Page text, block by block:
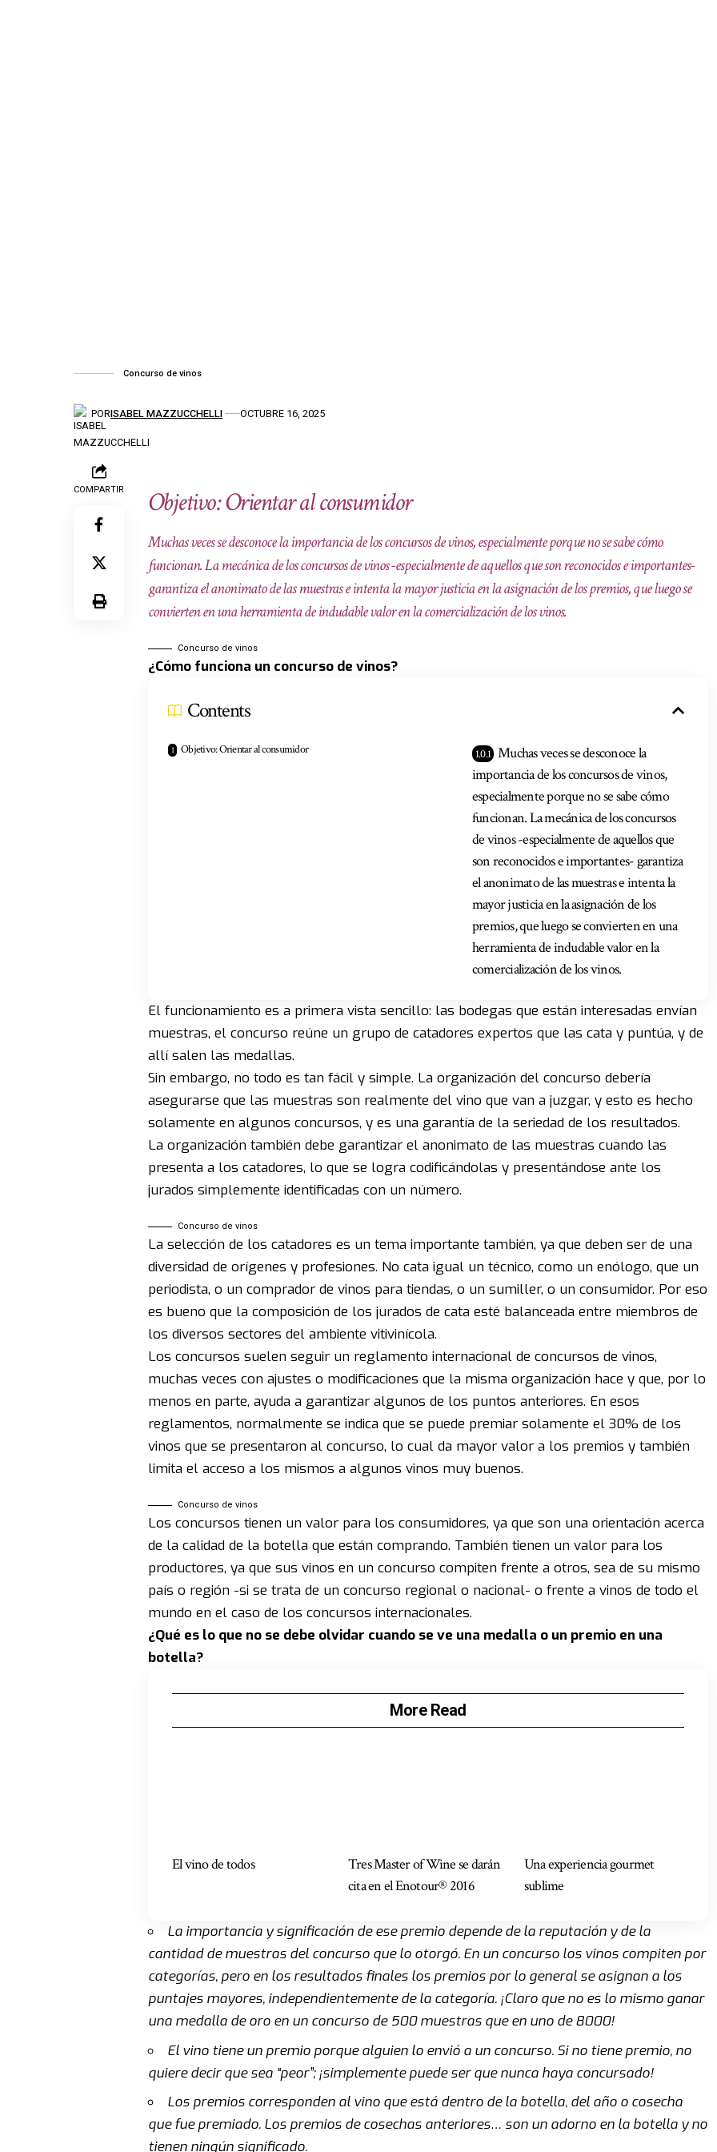
Concurso de vinos
PORISABEL MAZZUCCHELLI OCTUBRE 16, 2025
COMPARTIR Objetivo: Orientar al consumidor
Muchas veces se desconoce la importancia de los concursos de vinos, especialmente porque no se sabe cómo
funcionan. La mecánica de los concursos de vinos -especialmente de aquellos que son reconocidos e importantes-
garantiza el anonimato de las muestras e intenta la mayor justicia en la asignación de los premios, que luego se
convierten en una herramienta de indudable valor en la comercialización de los vinos.
Concurso de vinos
¿Cómo funciona un concurso de vinos?
Contents
Objetivo: Orientar al consumidor
Muchas veces se desconoce la
importancia de los concursos de vinos,
especialmente porque no se sabe cómo
funcionan. La mecánica de los concursos
de vinos -especialmente de aquellos que
son reconocidos e importantes- garantiza
el anonimato de las muestras e intenta la
mayor justicia en la asignación de los
premios, que luego se convierten en una
herramienta de indudable valor en la
comercialización de los vinos.
El funcionamiento es a primera vista sencillo: las bodegas que están interesadas envían
muestras, el concurso reúne un grupo de catadores expertos que las cata y puntúa, y de
allí salen las medallas.
Sin embargo, no todo es tan fácil y simple. La organización del concurso debería
asegurarse que las muestras son realmente del vino que van a juzgar, y esto es hecho
solamente en algunos concursos, y es una garantía de la seriedad de los resultados.
La organización también debe garantizar el anonimato de las muestras cuando las
presenta a los catadores, lo que se logra codificándolas y presentándose ante los
jurados simplemente identificadas con un número.
Concurso de vinos
La selección de los catadores es un tema importante también, ya que deben ser de una
diversidad de orígenes y profesiones. No cata igual un técnico, como un enólogo, que un
periodista, o un comprador de vinos para tiendas, o un sumiller, o un consumidor. Por eso
es bueno que la composición de los jurados de cata esté balanceada entre miembros de
los diversos sectores del ambiente vitivinícola.
Los concursos suelen seguir un reglamento internacional de concursos de vinos,
muchas veces con ajustes o modificaciones que la misma organización hace y que, por lo
menos en parte, ayuda a garantizar algunos de los puntos anteriores. En esos
reglamentos, normalmente se indica que se puede premiar solamente el 30% de los
vinos que se presentaron al concurso, lo cual da mayor valor a los premios y también
limita el acceso a los mismos a algunos vinos muy buenos.
Concurso de vinos
Los concursos tienen un valor para los consumidores, ya que son una orientación acerca
de la calidad de la botella que están comprando. También tienen un valor para los
productores, ya que sus vinos en un concurso compiten frente a otros, sea de su mismo
país o región -si se trata de un concurso regional o nacional- o frente a vinos de todo el
mundo en el caso de los concursos internacionales.
¿Qué es lo que no se debe olvidar cuando se ve una medalla o un premio en una
botella?
More Read
El vino de todos
Tres Master of Wine se darán
cita en el Enotour® 2016
Una experiencia gourmet
sublime
La importancia y significación de ese premio depende de la reputación y de la
cantidad de muestras del concurso que lo otorgó. En un concurso los vinos compiten por
categorías, pero en los resultados finales los premios por lo general se asignan a los
puntajes mayores, independientemente de la categoría. ¡Claro que no es lo mismo ganar
una medalla de oro en un concurso de 500 muestras que en uno de 8000!
El vino tiene un premio porque alguien lo envió a un concurso. Si no tiene premio, no
quiere decir que sea “peor”; ¡simplemente puede ser que nunca haya concursado!
Los premios corresponden al vino que está dentro de la botella, del año o cosecha
que fue premiado. Los premios de cosechas anteriores… son un adorno en la botella y no
tienen ningún significado.